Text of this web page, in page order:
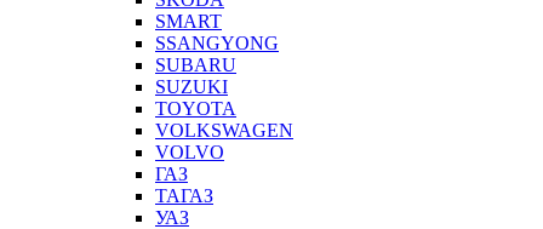
SMART
SSANGYONG
SUBARU
SUZUKI
TOYOTA
VOLKSWAGEN
VOLVO
ГАЗ
ТАГАЗ
УАЗ